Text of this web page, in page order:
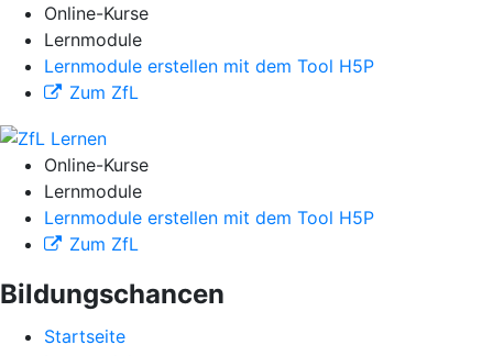
Online-Kurse
Lernmodule
Lernmodule erstellen mit dem Tool H5P
Zum ZfL
Online-Kurse
Lernmodule
Lernmodule erstellen mit dem Tool H5P
Zum ZfL
Bildungschancen
Startseite